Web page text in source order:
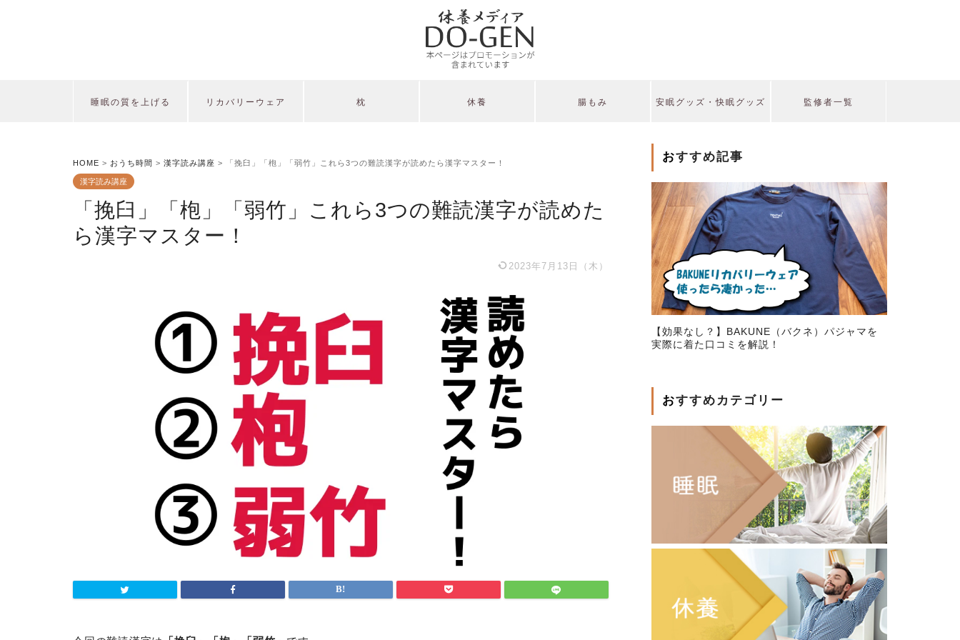
睡眠の質を上げる リカバリーウェア 枕 休養 腸もみ 安眠グッズ・快眠グッズ 監修者一覧
HOME > おうち時間 > 漢字読み講座 > 「挽臼」「枹」「弱竹」これら3つの難読漢字が読めたら漢字マスター！
漢字読み講座
「挽臼」「枹」「弱竹」これら3つの難読漢字が読めた
ら漢字マスター！
2023年7月13日（木）
おすすめ記事
【効果なし？】BAKUNE（バクネ）パジャマを
実際に着た口コミを解説！
おすすめカテゴリー